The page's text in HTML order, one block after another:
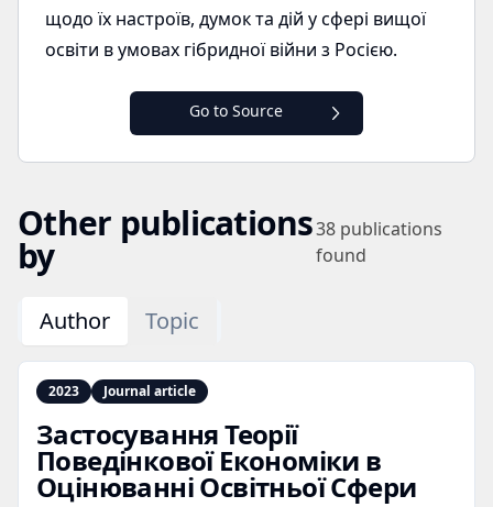
щодо їх настроїв, думок та дій у сфері вищої
освіти в умовах гібридної війни з Росією.
Go to Source
Other publications
by
38 publications
found
Author Topic
2023 Journal article
Застосування Теорії
Поведінкової Економіки в
Оцінюванні Освітньої Сфери